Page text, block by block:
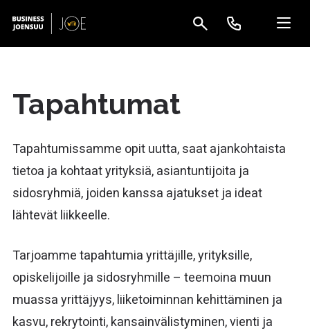
Tapahtumat
Tapahtumissamme opit uutta, saat ajankohtaista
tietoa ja kohtaat yrityksiä, asiantuntijoita ja
sidosryhmiä, joiden kanssa ajatukset ja ideat
lähtevät liikkeelle.
Tarjoamme tapahtumia yrittäjille, yrityksille,
opiskelijoille ja sidosryhmille – teemoina muun
muassa yrittäjyys, liiketoiminnan kehittäminen ja
kasvu, rekrytointi, kansainvälistyminen, vienti ja